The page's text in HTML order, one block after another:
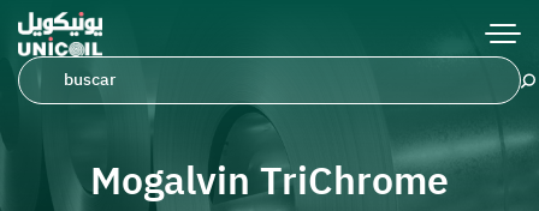
Mogalvin TriChrome